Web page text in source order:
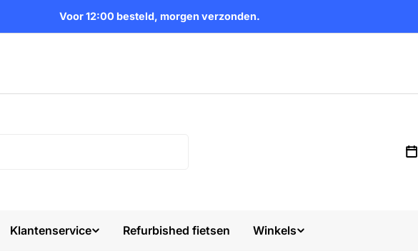
Voor 12:00 besteld, morgen verzonden.
Klantenservice Refurbished fietsen Winkels